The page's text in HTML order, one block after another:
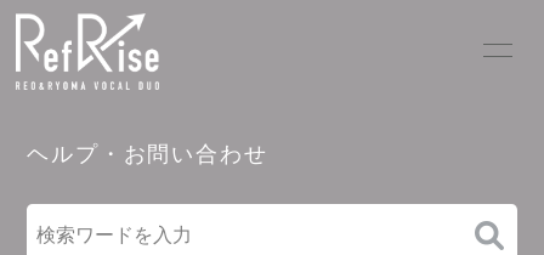
PICK UP VIDEO
ヘルプ・お問い合わせ